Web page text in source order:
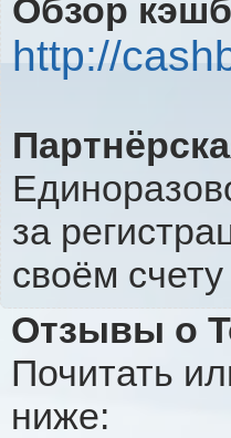
Обзор
http://
за
своём
Отзывы о
Почитать
ниже: